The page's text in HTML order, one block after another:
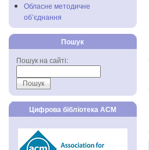
Обласне методичне
об’єднання
Пошук
Пошук на сайті:
Цифрова бібліотека АСМ